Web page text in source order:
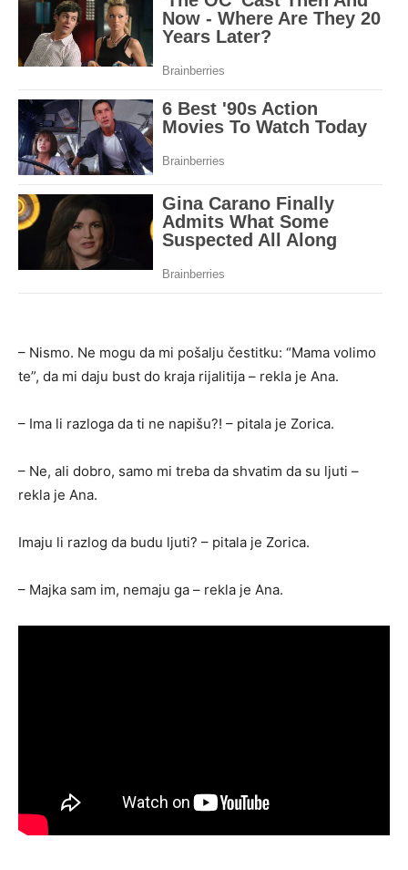
– Nismo. Ne mogu da mi pošalju čestitku: “Mama volimo
te”, da mi daju bust do kraja rijalitija – rekla je Ana.
– Ima li razloga da ti ne napišu?! – pitala je Zorica.
– Ne, ali dobro, samo mi treba da shvatim da su ljuti –
rekla je Ana.
Imaju li razlog da budu ljuti? – pitala je Zorica.
– Majka sam im, nemaju ga – rekla je Ana.